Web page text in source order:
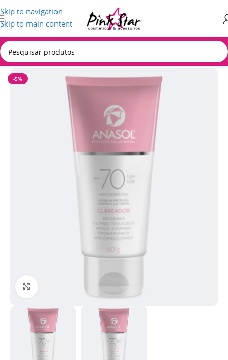
Skip to navigation
Skip to main content
Início/COSMÉTICOS
-5%